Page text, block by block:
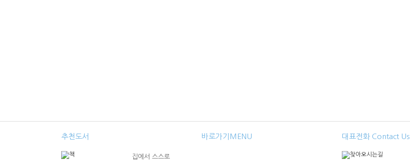
추천도서
집에서 스스로
바로가기MENU 대표전화 Contact Us